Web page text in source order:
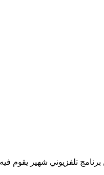
تلفزيوني شهير يقوم